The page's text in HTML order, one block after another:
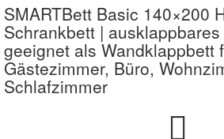
SMARTBett Basic 140×200
Schrankbett |
geeignet als Wandklappbett
Gästezimmer, Büro,
Schlafzimmer